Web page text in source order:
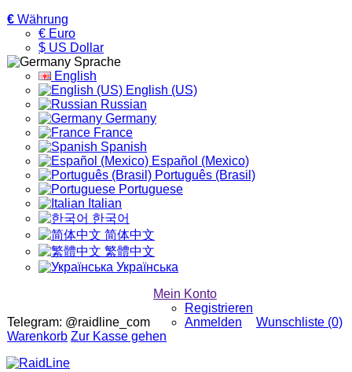
€ Währung
€ Euro
$ US Dollar
Sprache
English
English (US)
Russian
Germany
France
Spanish
Español (Mexico)
Português (Brasil)
Portuguese
Italian
한국어
简体中文
繁體中文
Українська
Telegram: @raidline_com
Mein Konto
Registrieren
Anmelden
Wunschliste (0)
Warenkorb Zur Kasse gehen